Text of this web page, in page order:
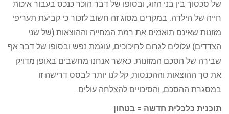
של סכסוך בין בני הזוג, ובסופו של דבר הוכר כנכס בעבור איכות
חייה של הילדה. במקרים מסוג זה חשוב לזכור כי קביעת תעריפי
מזונות שאינם תואמים את רמת המחייה וההוצאות (של שני
הצדדים) עלולים לגרום לחיכוכים, עוגמת נפש ובסופו של דבר אף
שבירה של הסכם המזונות. כאשר אנחנו מחשבים באופן מדויק
את סך ההוצאות וההכנסות, קל לנו יותר לבסס דרישה זו
במסגרת ההסכם, והסיכויים להצלחה עולים.
תוכנית כלכלית חדשה = בטחון